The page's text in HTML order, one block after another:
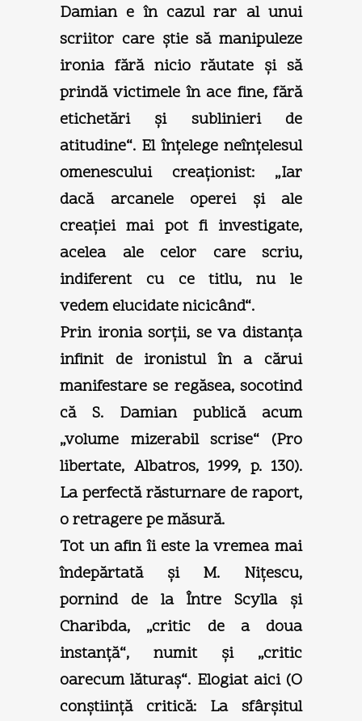
Damian e în cazul rar al unui
scriitor care ştie să manipuleze
ironia fără nicio răutate şi să
prindă victimele în ace fine, fără
etichetări şi sublinieri de
atitudine“. El înţelege neînţelesul
omenescului creaţionist: „Iar
dacă arcanele operei şi ale
creaţiei mai pot fi investigate,
acelea ale celor care scriu,
indiferent cu ce titlu, nu le
vedem elucidate nicicând“.
Prin ironia sorţii, se va distanţa
infinit de ironistul în a cărui
manifestare se regăsea, socotind
că S. Damian publică acum
„volume mizerabil scrise“ (Pro
libertate, Albatros, 1999, p. 130).
La perfectă răsturnare de raport,
o retragere pe măsură.
Tot un afin îi este la vremea mai
îndepărtată şi M. Niţescu,
pornind de la Între Scylla şi
Charibda, „critic de a doua
instanţă“, numit şi „critic
oarecum lăturaş“. Elogiat aici (O
conştiinţă critică: La sfârşitul